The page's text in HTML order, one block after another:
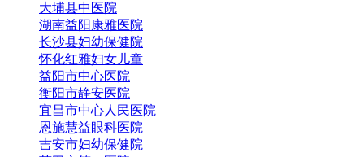
大埔县中医院
湖南益阳康雅医院
长沙县妇幼保健院
怀化红雅妇女儿童
益阳市中心医院
衡阳市静安医院
宜昌市中心人民医院
恩施慧益眼科医院
吉安市妇幼保健院